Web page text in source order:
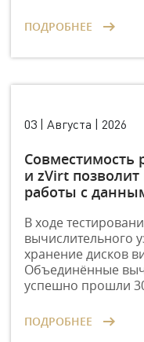
ПОДРОБНЕЕ
03 | Августа | 2026
Совместимость
и zVirt
работы с
В ходе
вычислительного
хранение дисков
Объединённые
успешно прошли
ПОДРОБНЕЕ